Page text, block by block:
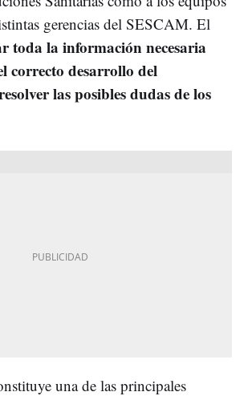
gerencias del SESCAM. El
toda la información necesaria
correcto desarrollo del
las posibles dudas de los
una de las principales